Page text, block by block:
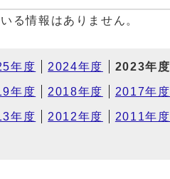
る情報はありません。
年度 2024年度 2023年度
年度 2018年度 2017年度
年度 2012年度 2011年度